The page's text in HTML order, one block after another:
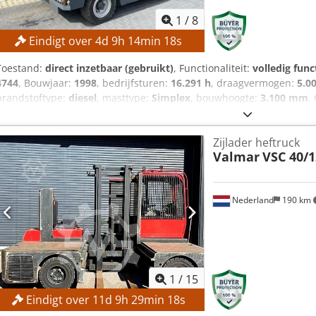
1 /8
Eindigt over4d9h 14min 16s
direct inzetbaar (gebruikt), Functionaliteit: volledig
, Bouwjaar: 1998, bedrijfsturen: 16.291 h, draagvermogen:
diesel , masttype: Simplex , bouwhoogte: 3.100 mm
tegen het hoogste bod! TECHNISCHE GEGEVENS
Afjzrgaxepsk MACHINEGEGEVENS Brandstoftype: Diesel
kg) Bouwhoogte: 3.100 mm UITRUSTING Volledige cabine
1 / 15
Eindigt over 11d 9h 29min 16s
Nederland 190 km
Zijlader heftruck
ValmarVSC 40/